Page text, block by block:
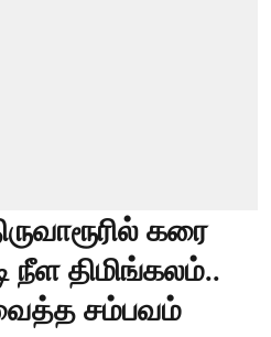
கரை
நீள திமிங்கலம்..
சம்பவம்